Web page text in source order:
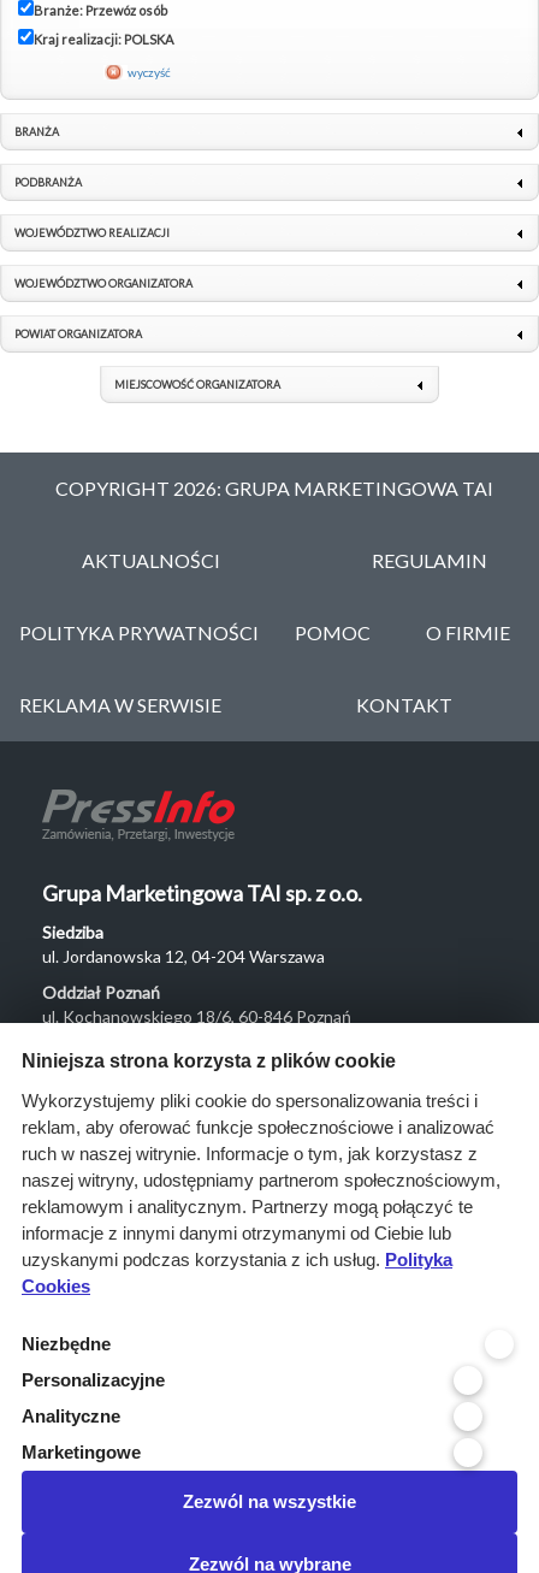
Branże: Przewóz osób
Kraj realizacji: POLSKA
wyczyść
BRANŻA
PODBRANŻA
WOJEWÓDZTWO REALIZACJI
WOJEWÓDZTWO ORGANIZATORA
POWIAT ORGANIZATORA
MIEJSCOWOŚĆ ORGANIZATORA
COPYRIGHT 2026: GRUPA MARKETINGOWA TAI
AKTUALNOŚCI REGULAMIN
POLITYKA PRYWATNOŚCI POMOC O FIRMIE
REKLAMA W SERWISIE KONTAKT
Grupa Marketingowa TAI sp. z o.o.
Siedziba
ul. Jordanowska 12, 04-204 Warszawa
Oddział Poznań
ul. Kochanowskiego 18/6, 60-846 Poznań
Menu
O nas
Rozwiązania
Monitoring
przetargów
Raporty
przetargowe
Kontakt
Kontakt
Infolinia 800 800 707
kontakt@pressinfo.pl
Niniejsza strona korzysta z plików cookie
Wykorzystujemy pliki cookie do spersonalizowania treści i
reklam, aby oferować funkcje społecznościowe i analizować
ruch w naszej witrynie. Informacje o tym, jak korzystasz z
naszej witryny, udostępniamy partnerom społecznościowym,
reklamowym i analitycznym. Partnerzy mogą połączyć te
informacje z innymi danymi otrzymanymi od Ciebie lub
uzyskanymi podczas korzystania z ich usług. Polityka
Cookies
Niezbędne
Personalizacyjne
Analityczne
Marketingowe
Zezwól na wszystkie
Zezwól na wybrane